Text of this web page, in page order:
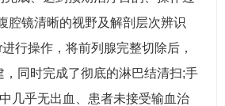
腔镜清晰的视野及解剖层次辨识
行操作，将前列腺完整切除后，
，同时完成了彻底的淋巴结清扫;手
几乎无出血、患者未接受输血治